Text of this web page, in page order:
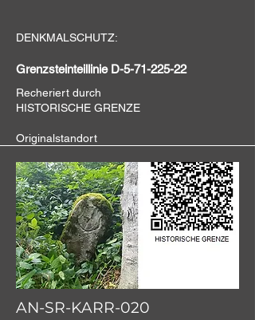
DENKMALSCHUTZ:
Grenzsteinteillinie D-5-71-225-22
Recheriert durch
HISTORISCHE GRENZE
Originalstandort
AN-SR-KARR-020